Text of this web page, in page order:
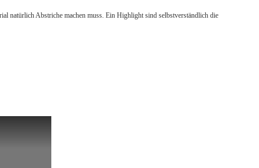
natürlich Abstriche machen muss. Ein Highlight sind selbstverständlich die